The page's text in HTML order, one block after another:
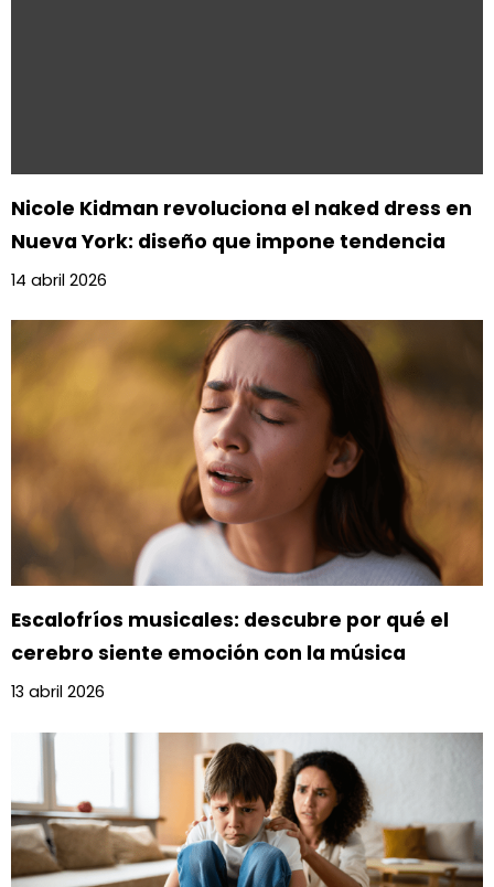
Nicole Kidman revoluciona el naked dress en
Nueva York: diseño que impone tendencia
14 abril 2026
Escalofríos musicales: descubre por qué el
cerebro siente emoción con la música
13 abril 2026